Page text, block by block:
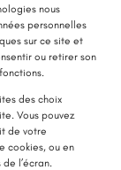
nous
personnelles
sur ce site et
ou retirer son
des choix
Vous pouvez
de votre
cookies, ou en
l’écran.
la classe
identifier
Vous
travaux
: elle consomme